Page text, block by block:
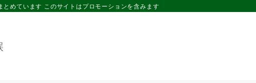
とめています このサイトはプロモーションを含みます